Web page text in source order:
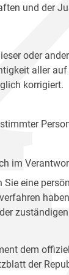
und der
oder
aller
korrigiert.
im
eine
dem
der